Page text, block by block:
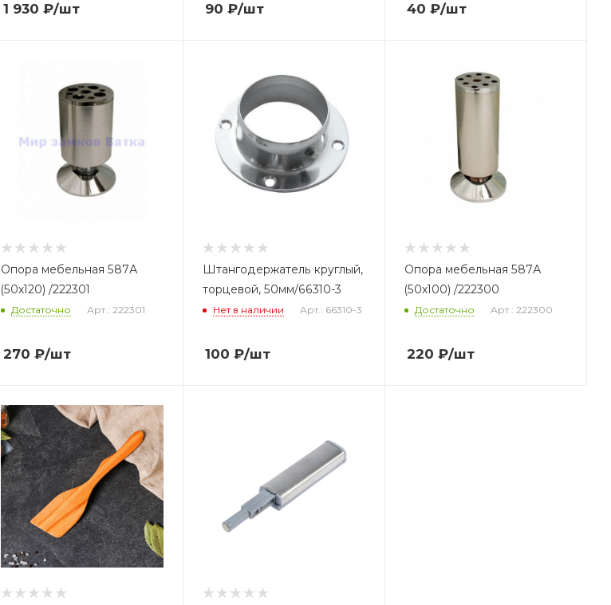
1 930 ₽/шт 90 ₽/шт 40 ₽/шт
Опора мебельная 587А
(50х120) /222301
Достаточно Арт.: 222301
270 ₽/шт
Штангодержатель круглый,
торцевой, 50мм/66310-3
Нет в наличии Арт.: 66310-3
100 ₽/шт
Опора мебельная 587А
(50х100) /222300
Достаточно Арт.: 222300
220 ₽/шт